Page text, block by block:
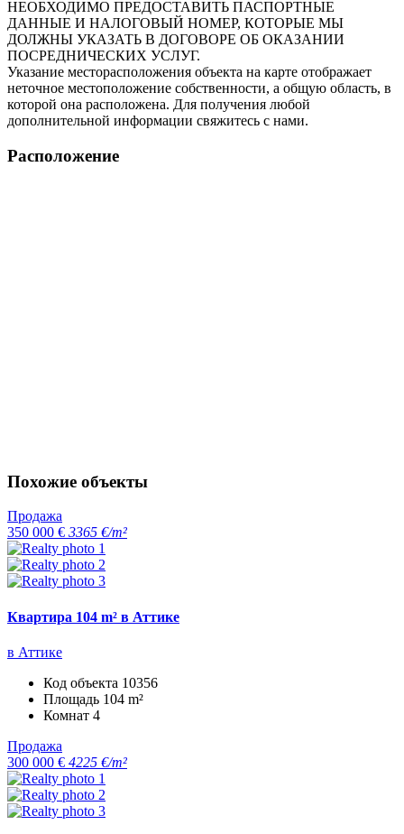
НЕОБХОДИМО ПРЕДОСТАВИТЬ ПАСПОРТНЫЕ
ДАННЫЕ И НАЛОГОВЫЙ НОМЕР, КОТОРЫЕ МЫ
ДОЛЖНЫ УКАЗАТЬ В ДОГОВОРЕ ОБ ОКАЗАНИИ
ПОСРЕДНИЧЕСКИХ УСЛУГ.
Указание месторасположения объекта на карте отображает
неточное местоположение собственности, а общую область, в
которой она расположена. Для получения любой
дополнительной информации свяжитесь с нами.
Расположение
Похожие объекты
Продажа
350 000 € 3365 €/m²
Квартира 104 m² в Аттике
в Аттике
Код объекта 10356
Площадь 104 m²
Комнат 4
Продажа
300 000 € 4225 €/m²